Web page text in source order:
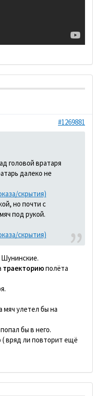
#1269881
головой вратаря
далеко не
скрытия)
но почти с
под рукой.
скрытия)
Шунинские.
траекториюполёта
улетел бы на
бы в него.
( вряд ли повторит ещё